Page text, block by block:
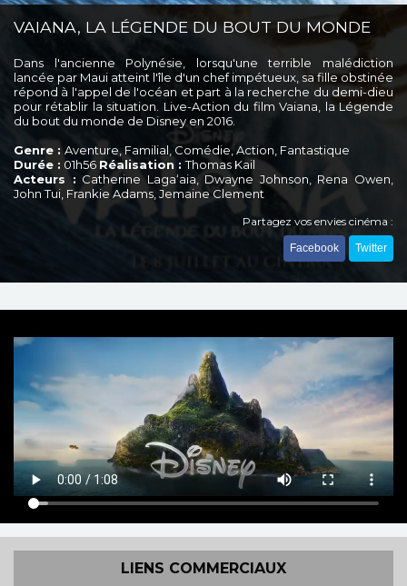
VAIANA, LA LÉGENDE DU BOUT DU MONDE
Dans l'ancienne Polynésie, lorsqu'une terrible malédiction
lancée par Maui atteint l'île d'un chef impétueux, sa fille obstinée
répond à l'appel de l'océan et part à la recherche du demi-dieu
pour rétablir la situation. Live-Action du film Vaiana, la Légende
du bout du monde de Disney en 2016.
Genre : Aventure, Familial, Comédie, Action, Fantastique
Durée : 01h56 Réalisation :Thomas Kail
Acteurs : Catherine Lagaʻaia, Dwayne Johnson, Rena Owen,
John Tui, Frankie Adams, Jemaine Clement
Partagez vos envies cinéma :
Facebook Twitter
LIENS COMMERCIAUX